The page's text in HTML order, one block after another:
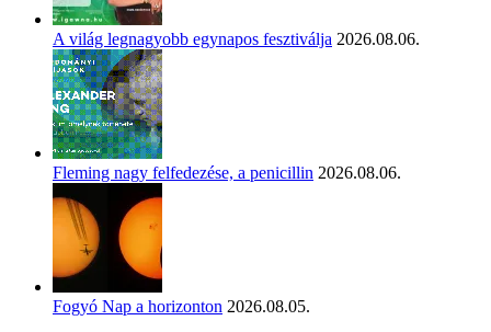
A világ legnagyobb egynapos fesztiválja 2026.08.06.
Fleming nagy felfedezése, a penicillin 2026.08.06.
Fogyó Nap a horizonton 2026.08.05.